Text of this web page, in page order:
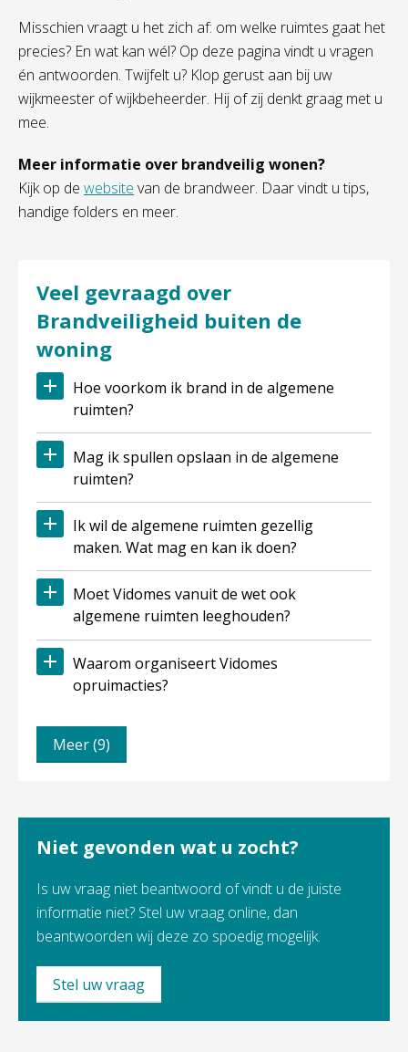
Misschien vraagt u het zich af: om welke ruimtes gaat het
precies? En wat kan wél? Op deze pagina vindt u vragen
én antwoorden. Twijfelt u? Klop gerust aan bij uw
wijkmeester of wijkbeheerder. Hij of zij denkt graag met u
mee.
Meer informatie over brandveilig wonen?
Kijk op de website van de brandweer. Daar vindt u tips,
handige folders en meer.
Veel gevraagd over
Brandveiligheid buiten de
woning
Hoe voorkom ik brand in de algemene
ruimten?
Mag ik spullen opslaan in de algemene
ruimten?
Ik wil de algemene ruimten gezellig
maken. Wat mag en kan ik doen?
Moet Vidomes vanuit de wet ook
algemene ruimten leeghouden?
Waarom organiseert Vidomes
opruimacties?
Meer (9)
Niet gevonden wat u zocht?
Is uw vraag niet beantwoord of vindt u de juiste
informatie niet? Stel uw vraag online, dan
beantwoorden wij deze zo spoedig mogelijk.
Stel uw vraag